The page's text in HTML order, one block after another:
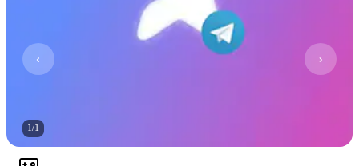
1/1